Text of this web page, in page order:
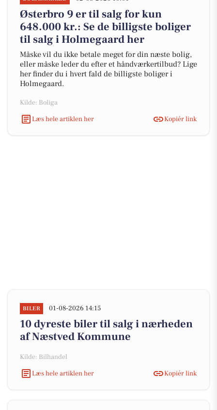
Østerbro 9 er til salg for kun
648.000 kr.: Se de billigste boliger
til salg i Holmegaard her
Måske vil du ikke betale meget for din næste bolig,
eller måske leder du efter et håndværkertilbud? Lige
her finder du i hvert fald de billigste boliger i
Holmegaard.
Kilde: Boliga
Læs hele artiklen her
Kopiér link
BILER 01-08-2026 14:15
10 dyreste biler til salg i nærheden
af Næstved Kommune
Kilde: Bilhandel
Læs hele artiklen her
Kopiér link